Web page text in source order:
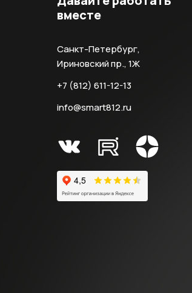
вместе
Санкт-Петербург,
Ириновский пр., 1Ж
+7 (812) 611-12-13
info@smart812.ru